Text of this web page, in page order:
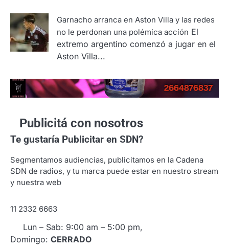
Garnacho arranca en Aston Villa y las redes
no le perdonan una polémica acción El
extremo argentino comenzó a jugar en el
Aston Villa...
Publicitá con nosotros
Te gustaría Publicitar en SDN?
Segmentamos audiencias, publicitamos en la Cadena
SDN de radios, y tu marca puede estar en nuestro stream
y nuestra web
11 2332 6663
Lun – Sab: 9:00 am – 5:00 pm,
Domingo: CERRADO